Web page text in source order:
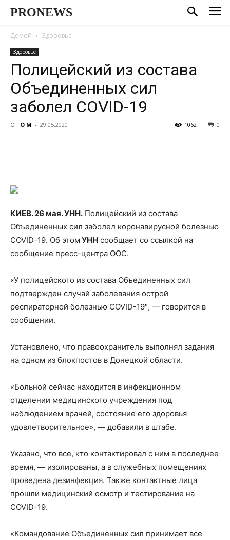
PRONEWS
Домой Здоровье
Здоровье
Полицейский из состава
Объединенных сил
заболел COVID-19
От О М - 29.05.2020 0
1062
КИЕВ. 26 мая. УНН. Полицейский из состава
Объединенных сил заболел коронавирусной болезнью
COVID-19. Об этом УНН сообщает со ссылкой на
сообщение пресс-центра ООС.
«У полицейского из состава Объединенных сил
подтвержден случай заболевания острой
респираторной болезнью COVID-19″, — говорится в
сообщении.
Установлено, что правоохранитель выполнял задания
на одном из блокпостов в Донецкой области.
«Больной сейчас находится в инфекционном
отделении медицинского учреждения под
наблюдением врачей, состояние его здоровья
удовлетворительное», — добавили в штабе.
Указано, что все, кто контактировал с ним в последнее
время, — изолированы, а в служебных помещениях
проведена дезинфекция. Также контактные лица
прошли медицинский осмотр и тестирование на
COVID-19.
«Командование Объединенных сил принимает все